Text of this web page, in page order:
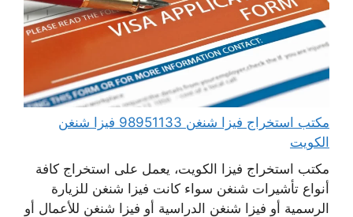
مكتب استخراج فيزا شنغن 98951133 فيزا شنغن
الكويت
مكتب استخراج فيزا الكويت، يعمل على استخراج كافة
أنواع تأشيرات شنغن سواء كانت فيزا شنغن للزيارة
الرسمية أو فيزا شنغن الدراسية أو فيزا شنغن للأعمال أو